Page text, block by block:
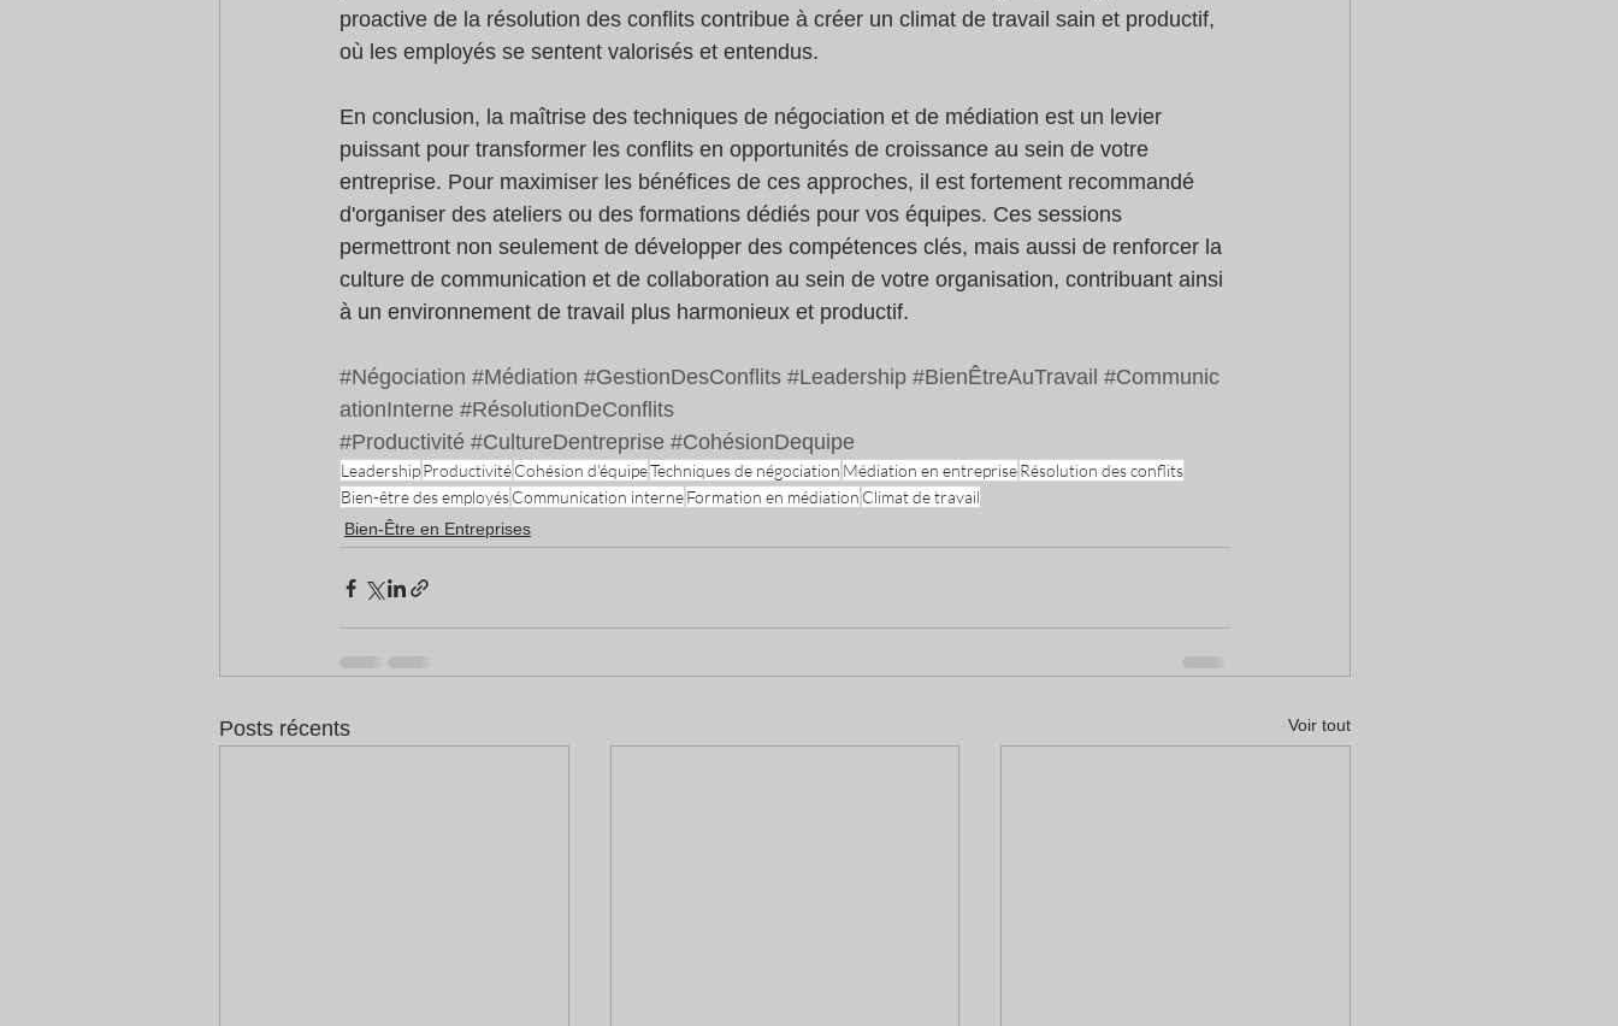
proactive de la résolution des conflits contribue à créer un climat de travail sain et productif,
où les employés se sentent valorisés et entendus.
En conclusion, la maîtrise des techniques de négociation et de médiation est un levier
puissant pour transformer les conflits en opportunités de croissance au sein de votre
entreprise. Pour maximiser les bénéfices de ces approches, il est fortement recommandé
d'organiser des ateliers ou des formations dédiés pour vos équipes. Ces sessions
permettront non seulement de développer des compétences clés, mais aussi de renforcer la
culture de communication et de collaboration au sein de votre organisation, contribuant ainsi
à un environnement de travail plus harmonieux et productif.
#Négociation #Médiation #GestionDesConflits #Leadership #BienÊtreAuTravail #Communic
ationInterne #RésolutionDeConflits
#Productivité #CultureDentreprise #CohésionDequipe
LeadershipProductivitéCohésion d'équipeTechniques de négociation Médiation en entrepriseRésolution des conflits
Bien-être des employésCommunication interneFormation en médiation Climat de travail
Bien-Être en Entreprises
Posts récents Voir tout